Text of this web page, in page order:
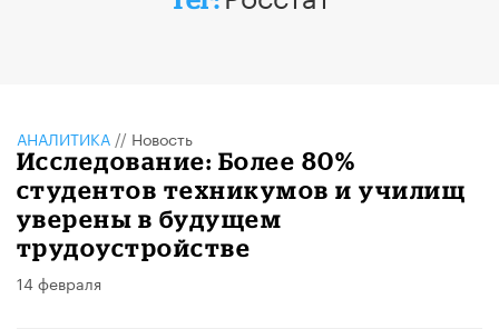
АНАЛИТИКА // Новость
Исследование: Более 80%
студентов техникумов и училищ
уверены в будущем
трудоустройстве
14 февраля